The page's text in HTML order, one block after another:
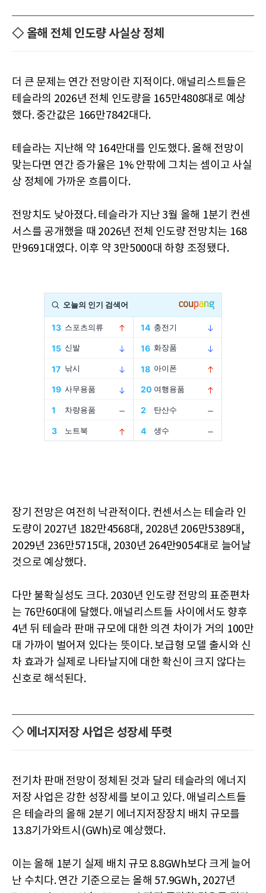
◇ 올해 전체 인도량 사실상 정체
더 큰 문제는 연간 전망이란 지적이다. 애널리스트들은
테슬라의 2026년 전체 인도량을 165만4808대로 예상
했다. 중간값은 166만7842대다.
테슬라는 지난해 약 164만대를 인도했다. 올해 전망이
맞는다면 연간 증가율은 1% 안팎에 그치는 셈이고 사실
상 정체에 가까운 흐름이다.
전망치도 낮아졌다. 테슬라가 지난 3월 올해 1분기 컨센
서스를 공개했을 때 2026년 전체 인도량 전망치는 168
만9691대였다. 이후 약 3만5000대 하향 조정됐다.
장기 전망은 여전히 낙관적이다. 컨센서스는 테슬라 인
도량이 2027년 182만4568대, 2028년 206만5389대,
2029년 236만5715대, 2030년 264만9054대로 늘어날
것으로 예상했다.
다만 불확실성도 크다. 2030년 인도량 전망의 표준편차
는 76만60대에 달했다. 애널리스트들 사이에서도 향후
4년 뒤 테슬라 판매 규모에 대한 의견 차이가 거의 100만
대 가까이 벌어져 있다는 뜻이다. 보급형 모델 출시와 신
차 효과가 실제로 나타날지에 대한 확신이 크지 않다는
신호로 해석된다.
◇ 에너지저장 사업은 성장세 뚜렷
전기차 판매 전망이 정체된 것과 달리 테슬라의 에너지
저장 사업은 강한 성장세를 보이고 있다. 애널리스트들
은 테슬라의 올해 2분기 에너지저장장치 배치 규모를
13.8기가와트시(GWh)로 예상했다.
이는 올해 1분기 실제 배치 규모 8.8GWh보다 크게 늘어
난 수치다. 연간 기준으로는 올해 57.9GWh, 2027년